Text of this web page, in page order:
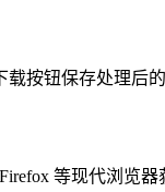
载按钮保存处理后
等现代浏览